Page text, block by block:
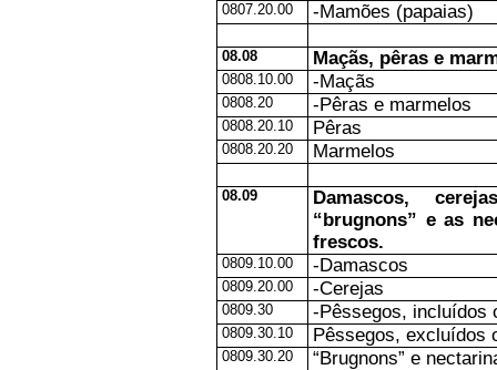
0807.20.00 -Mamões (papaias)
08.08 Maçãs, pêras e
0808.10.00 -Maçãs
0808.20 -Pêras e marmelos
0808.20.10 Pêras
0808.20.20 Marmelos
08.09
Damascos,
“brugnons” e as
frescos.
0809.10.00 -Damascos
0809.20.00 -Cerejas
0809.30 -Pêssegos, incluídos
0809.30.10 Pêssegos, excluídos
0809.30.20 “Brugnons” e